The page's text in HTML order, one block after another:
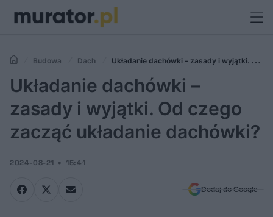
Budowa Dach
Układanie dachówki – zasady i wyjątki. Od
czego zacząć układanie dachówki?
Układanie dachówki –
zasady i wyjątki. Od czego
zacząć układanie dachówki?
2024-08-21 15:41
Dodaj do Google